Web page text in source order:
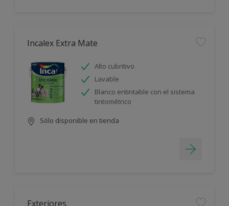
Incalex Extra Mate
Alto cubritivo
Lavable
Blanco entintable con el sistema
tintométrico
Sólo disponible en tienda
Exteriores